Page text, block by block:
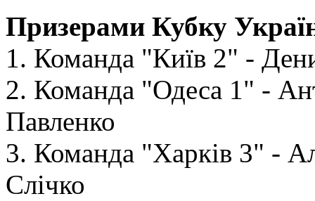
Призерами Кубку
1. Команда "Київ 2" -
2. Команда "Одеса 1" -
Павленко
3. Команда "Харків 3" -
Слічко